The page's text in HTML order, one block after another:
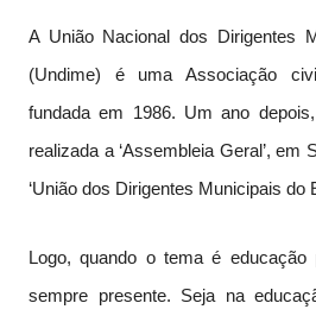
A União Nacional dos Dirigentes
(Undime) é uma Associação
fundada em 1986. Um ano
realizada a ‘Assembleia Geral’, em
‘União dos Dirigentes Municipais do
Logo, quando o tema é
sempre presente. Seja na